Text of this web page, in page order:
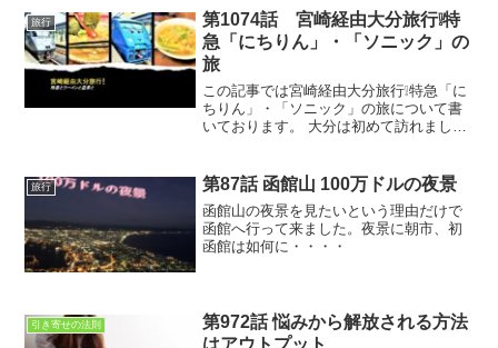
旅行
第1074話 宮崎経由大分旅行❕特
急「にちりん」・「ソニック」の
旅
この記事では宮崎経由大分旅行❕特急「に
ちりん」・「ソニック」の旅について書
いております。 大分は初めて訪れまし
列車で移動する旅でございます。大分で
はラーメンと温泉を堪能しております。
旅行 第87話 函館山 100万ドルの夜景
函館山の夜景を見たいという理由だけで
函館へ行って来ました。夜景に朝市、初
函館は如何に・・・・
引き寄せの法則
第972話 悩みから解放される方法
はアウトプット